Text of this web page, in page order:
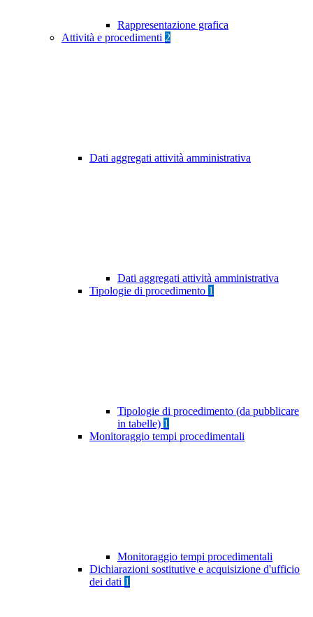
Rappresentazione grafica
Attività e procedimenti 2
Dati aggregati attività amministrativa
Dati aggregati attività amministrativa
Tipologie di procedimento 1
Tipologie di procedimento (da pubblicare
in tabelle) 1
Monitoraggio tempi procedimentali
Monitoraggio tempi procedimentali
Dichiarazioni sostitutive e acquisizione d'ufficio
dei dati 1